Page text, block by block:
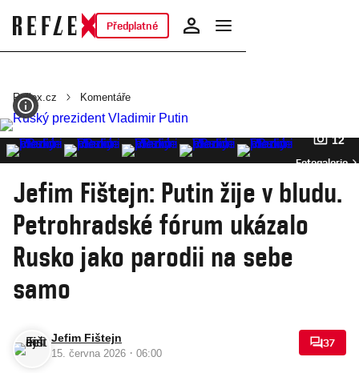
Předplatné
Reflex.cz Komentáře
12
Fotogalerie
Jefim Fištejn: Putin žije v bludu.
Petrohradské fórum ukázalo
Rusko jako parodii na sebe
samo
Jefim Fištejn
15. června 2026 · 06:00
37